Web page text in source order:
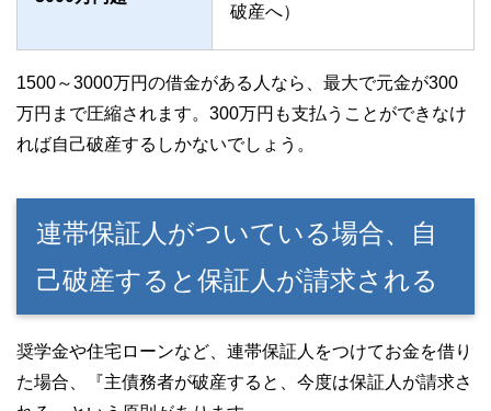
破産へ）
1500～3000万円の借金がある人なら、最大で元金が300
万円まで圧縮されます。300万円も支払うことができなけ
れば自己破産するしかないでしょう。
連帯保証人がついている場合、自
己破産すると保証人が請求される
奨学金や住宅ローンなど、連帯保証人をつけてお金を借り
た場合、『主債務者が破産すると、今度は保証人が請求さ